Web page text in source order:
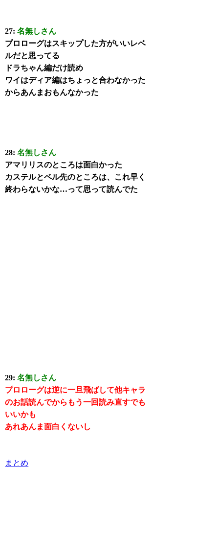
27:名無しさん
プロローグはスキップした方がいいレベ
ルだと思ってる
ドラちゃん編だけ読め
ワイはディア編はちょっと合わなかった
からあんまおもんなかった
28:名無しさん
アマリリスのところは面白かった
カステルとベル先のところは、これ早く
終わらないかな…って思って読んでた
29:名無しさん
プロローグは逆に一旦飛ばして他キャラ
のお話読んでからもう一回読み直すでも
いいかも
あれあんま面白くないし
まとめ